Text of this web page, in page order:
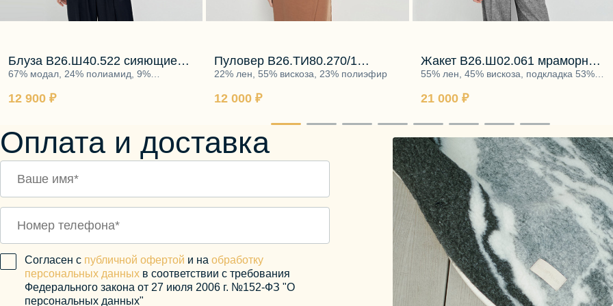
12 900 ₽
Блуза В26.Ш40.522 сияющие
блики
67% модал, 24% полиамид, 9%
12 000 ₽
Пуловер B26.ТИ80.270/1
лунное дыхание
22% лен, 55% вискоза, 23% полиэфир
21 000 ₽
Жакет В26.Ш02.061 мраморная
пыль
55% лен, 45% вискоза, подкладка 53%
Оплата и доставка
Согласен с публичной офертой и на обработку
персональных данных в соответствии с требования
Федерального закона от 27 июля 2006 г. №152-ФЗ "О
персональных данных"